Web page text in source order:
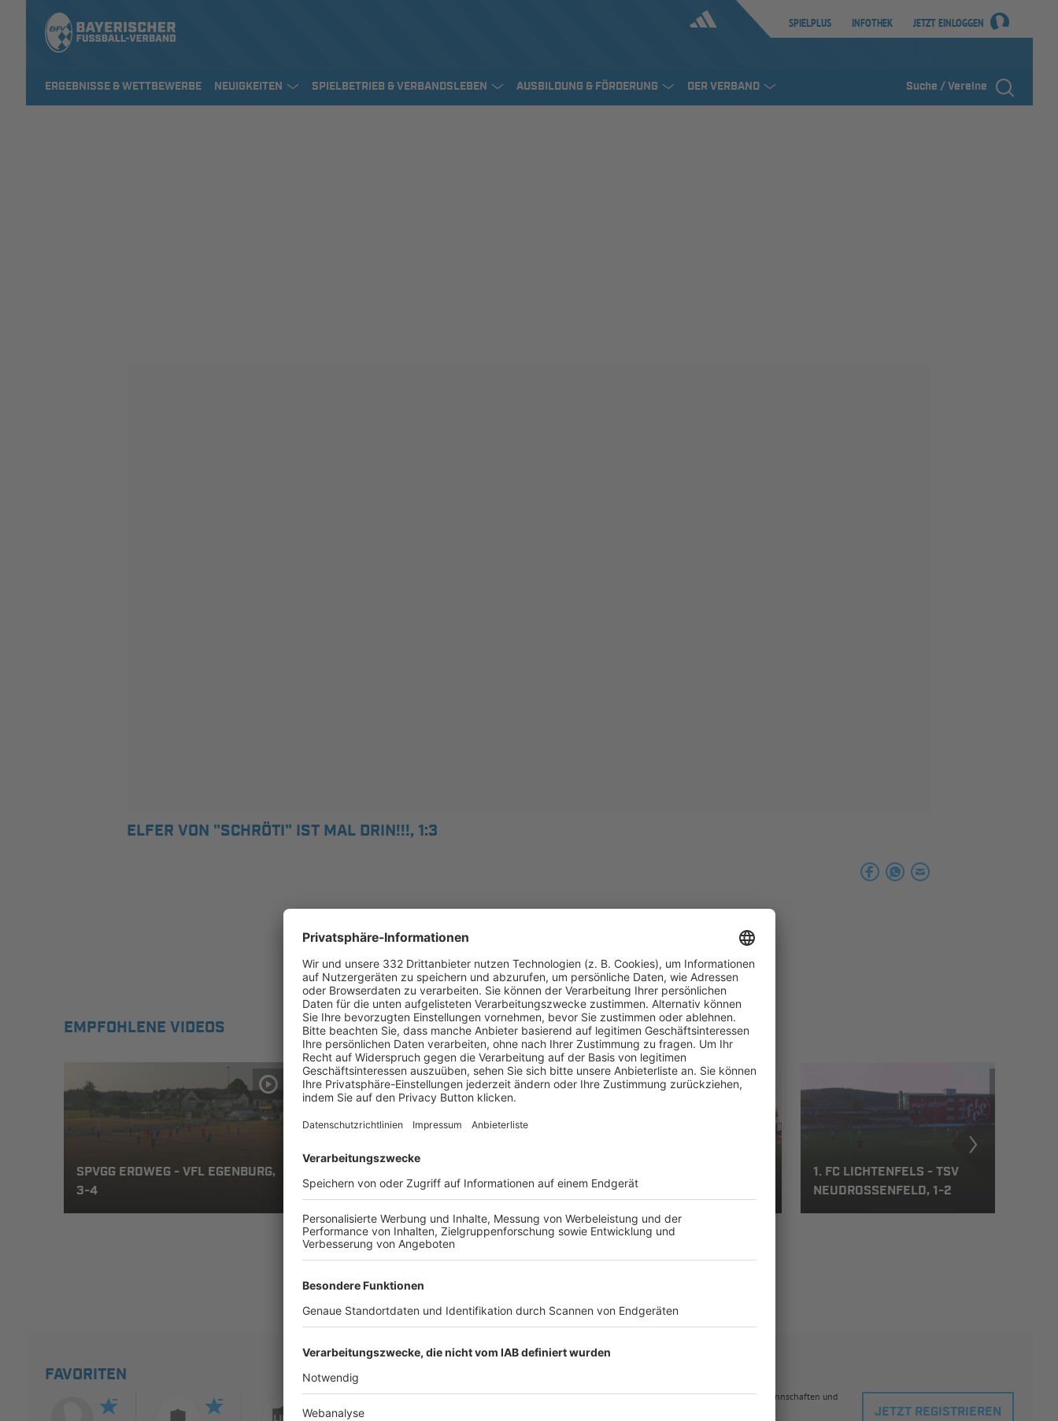
SPIELPLUS INFOTHEK JETZT EINLOGGEN
ERGEBNISSE & WETTBEWERBE NEUIGKEITEN SPIELBETRIEB & VERBANDSLEBEN AUSBILDUNG & FÖRDERUNG DER VERBAND Suche / Vereine
ELFER VON "SCHRÖTI" IST MAL DRIN!!!, 1:3
EMPFOHLENE VIDEOS
SPVGG ERDWEG - VFL EGENBURG,
3-4
NEUDROSSENFELD, 1-2
NEUDROSSENFELD, 1-2
1. FC LICHTENFELS - TSV
NEUDROSSENFELD, 1-2
FAVORITEN
Nach der Registrierung kannst du dir Favoriten setzen. So bist du ganz nah an deinen Lieblingsspielern, Mannschaften und
Ligen, die dann direkt hier angezeigt werden.
JETZT REGISTRIEREN